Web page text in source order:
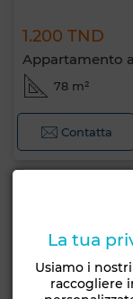
1.200 TND
Appartamento
78 m²
Contatta
La tua
Usiamo i
raccogliere